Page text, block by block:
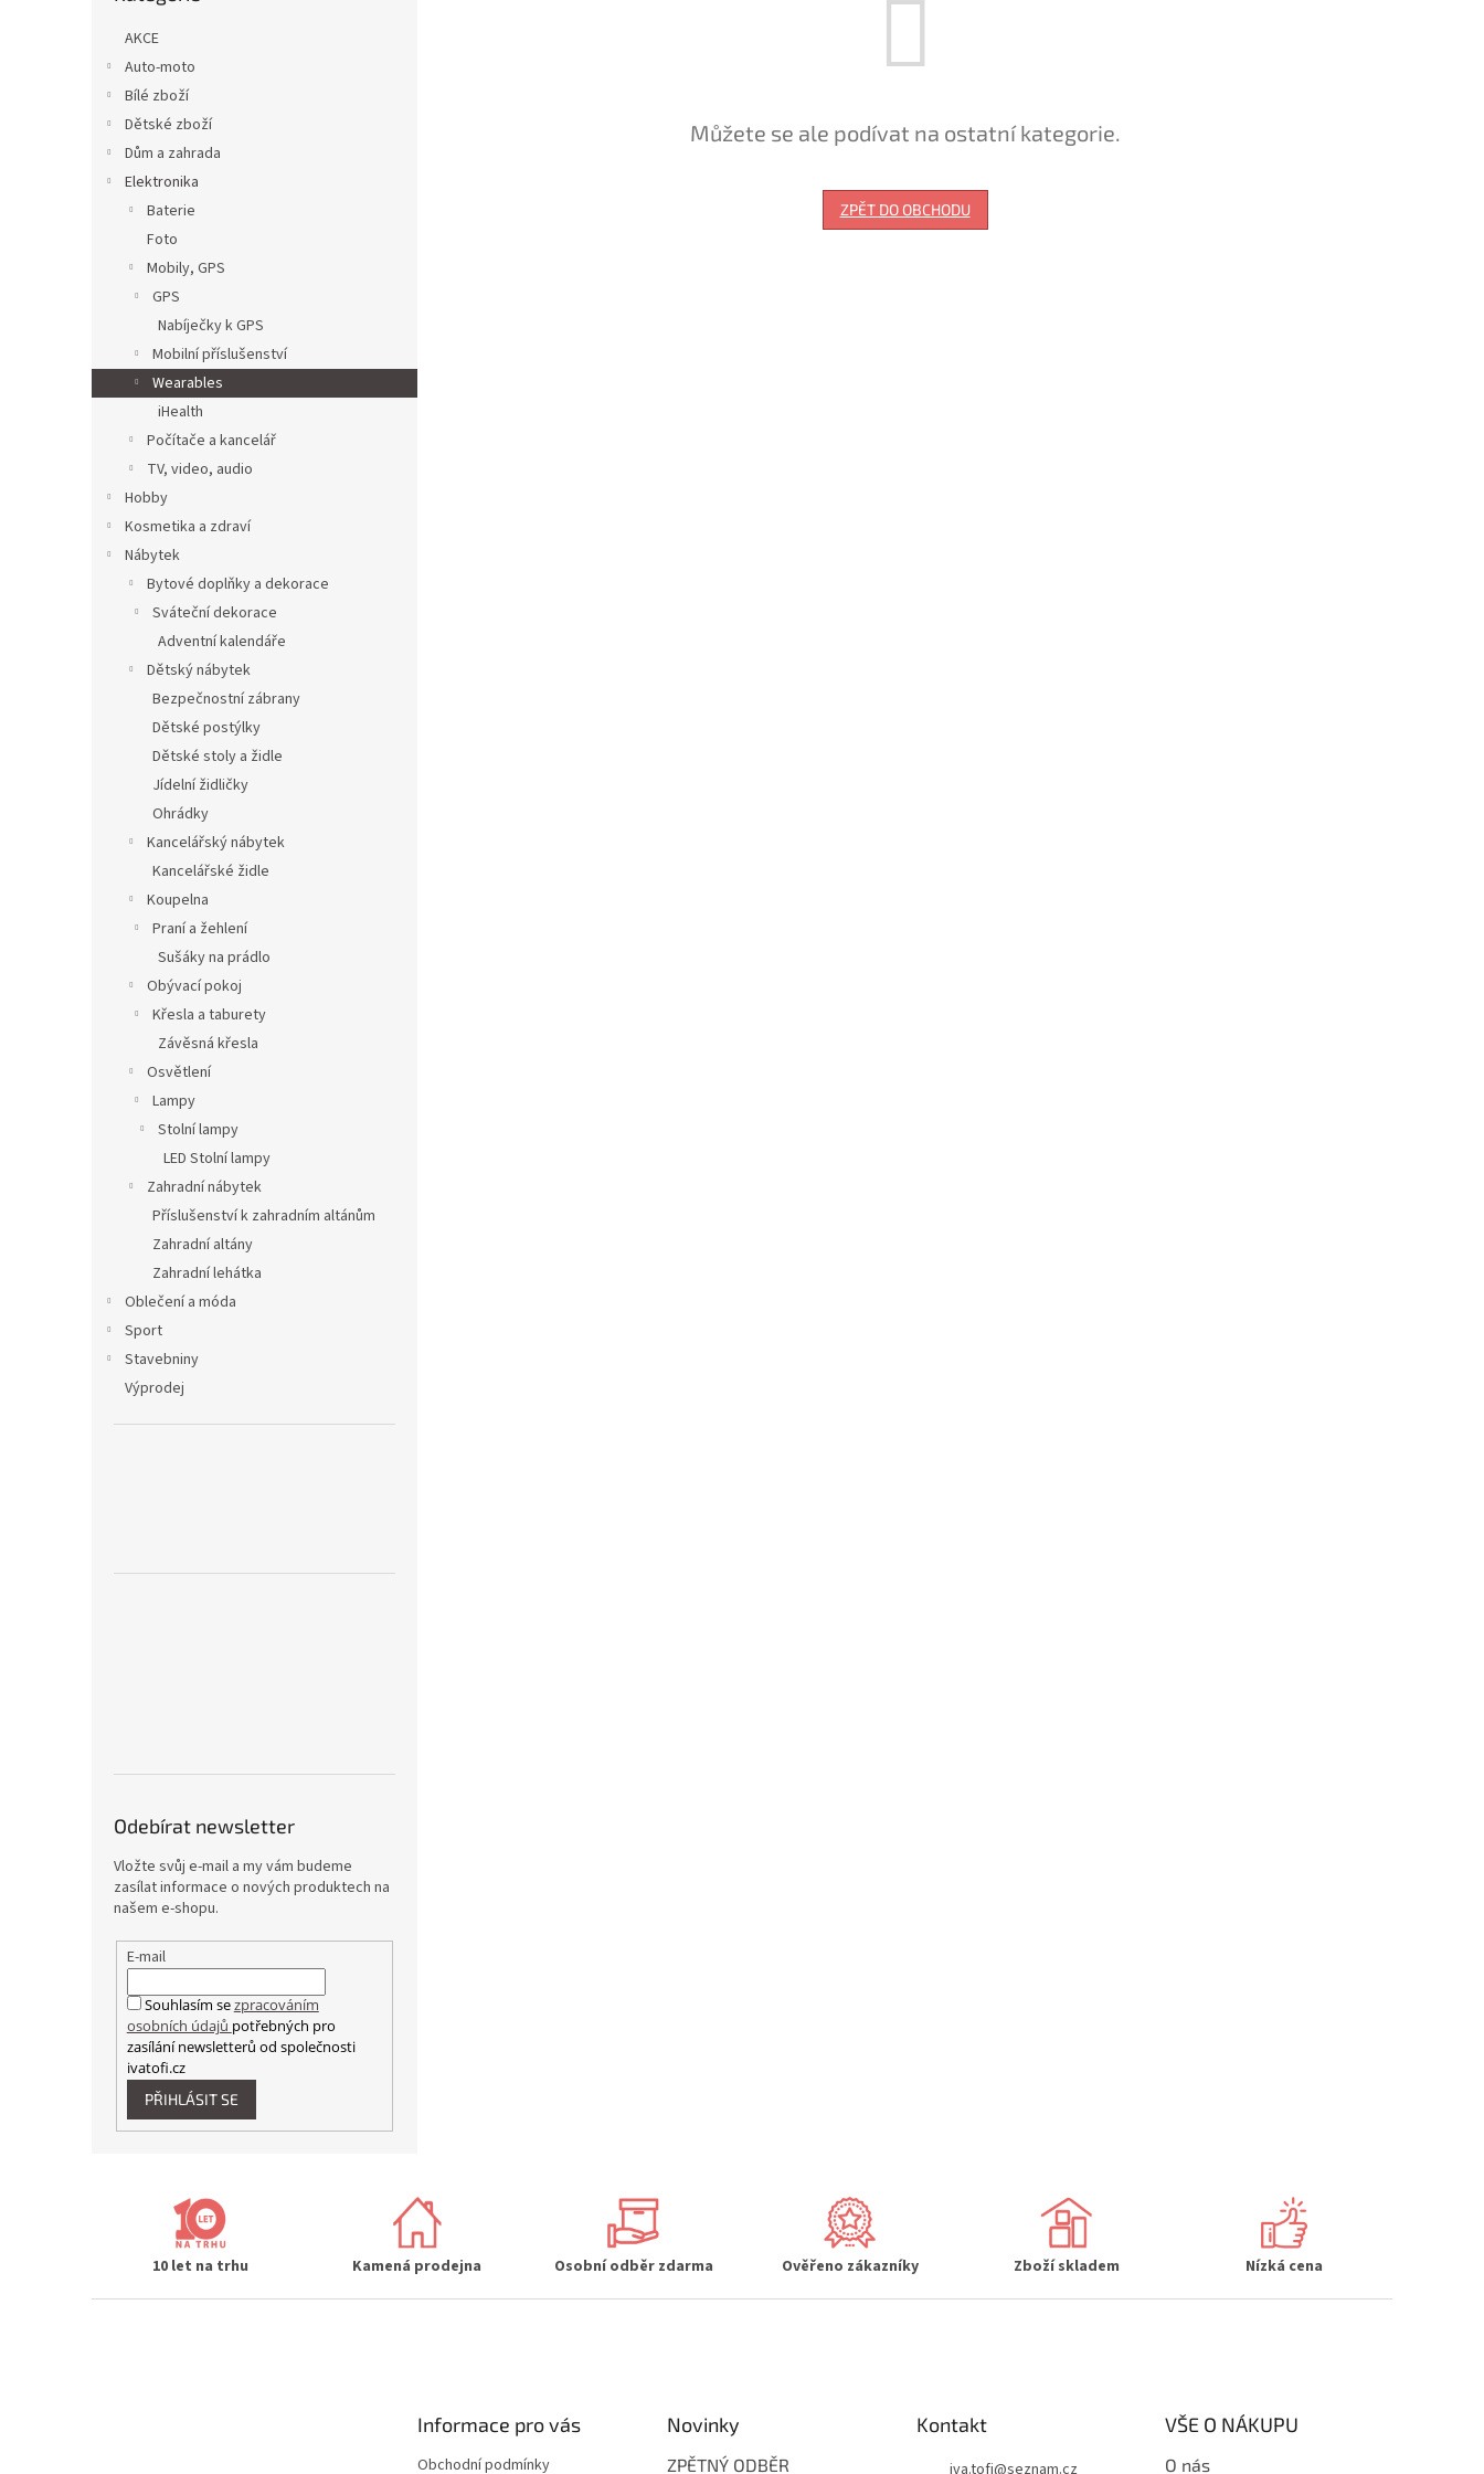
AKCE
Auto-moto
Bílé zboží
Dětské zboží
Dům a zahrada
Elektronika
Baterie
Foto
Mobily, GPS
GPS
Nabíječky k GPS
Mobilní příslušenství
Wearables
iHealth
Počítače a kancelář
TV, video, audio
Hobby
Kosmetika a zdraví
Nábytek
Bytové doplňky a dekorace
Sváteční dekorace
Adventní kalendáře
Dětský nábytek
Bezpečnostní zábrany
Dětské postýlky
Dětské stoly a židle
Jídelní židličky
Ohrádky
Kancelářský nábytek
Kancelářské židle
Koupelna
Praní a žehlení
Sušáky na prádlo
Obývací pokoj
Křesla a taburety
Závěsná křesla
Osvětlení
Lampy
Stolní lampy
LED Stolní lampy
Zahradní nábytek
Příslušenství k zahradním altánům
Zahradní altány
Zahradní lehátka
Oblečení a móda
Sport
Stavebniny
Výprodej
Odebírat newsletter
Vložte svůj e-mail a my vám budeme
zasílat informace o nových produktech na
našem e-shopu.
E-mail
Souhlasím sezpracováním
osobních údajů potřebných pro
zasílání newsletterů od společnosti
ivatofi.cz
PŘIHLÁSIT SE
Můžete se ale podívat na ostatní kategorie.
ZPĚT DO OBCHODU
10 let na trhu Kamená prodejna Osobní odběr zdarma Ověřeno zákazníky Zboží skladem Nízká cena
Informace pro vás
Obchodní podmínky
Novinky
ZPĚTNÝ ODBĚR
Kontakt VŠE O NÁKUPU
O nás